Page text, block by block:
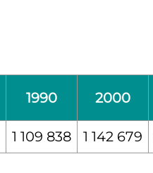
1990 2000
1 109 838 1 142 679